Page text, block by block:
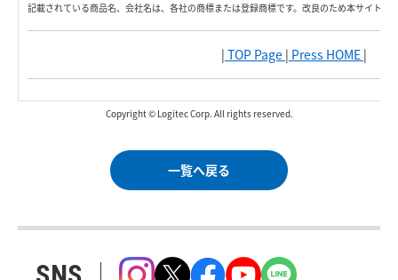
記載されている商品名、会社名は、各社の商標または登録商標です。改良のため本サイト内
| TOP Page | Press HOME |
Copyright © Logitec Corp. All rights reserved.
一覧へ戻る